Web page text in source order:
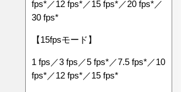
fps*／12 fps*／15 fps*／20 fps*／
30 fps*
【15fpsモード】
1 fps／3 fps／5 fps*／7.5 fps*／10
fps*／12 fps*／15 fps*